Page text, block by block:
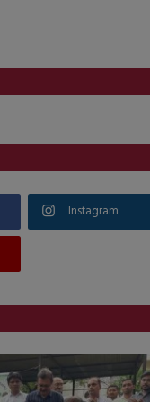
Instagram